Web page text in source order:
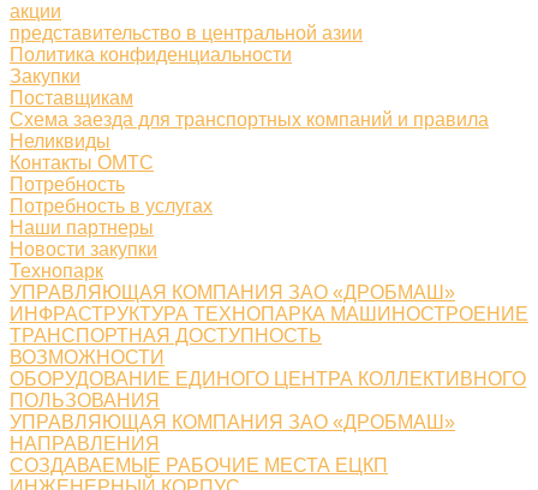
акции
представительство в центральной азии
Политика конфиденциальности
Закупки
Поставщикам
Схема заезда для транспортных компаний и правила
Неликвиды
Контакты ОМТС
Потребность
Потребность в услугах
Наши партнеры
Новости закупки
Технопарк
УПРАВЛЯЮЩАЯ КОМПАНИЯ ЗАО «ДРОБМАШ»
ИНФРАСТРУКТУРА ТЕХНОПАРКА МАШИНОСТРОЕНИЕ
ТРАНСПОРТНАЯ ДОСТУПНОСТЬ
ВОЗМОЖНОСТИ
ОБОРУДОВАНИЕ ЕДИНОГО ЦЕНТРА КОЛЛЕКТИВНОГО
ПОЛЬЗОВАНИЯ
УПРАВЛЯЮЩАЯ КОМПАНИЯ ЗАО «ДРОБМАШ»
НАПРАВЛЕНИЯ
СОЗДАВАЕМЫЕ РАБОЧИЕ МЕСТА ЕЦКП